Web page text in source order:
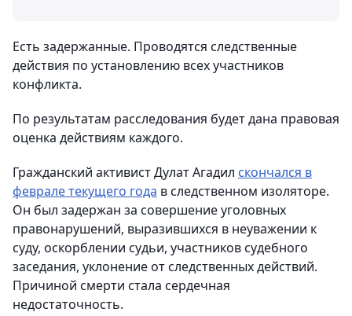
Есть задержанные. Проводятся следственные
действия по установлению всех участников
конфликта.
По результатам расследования будет дана правовая
оценка действиям каждого.
Гражданский активист Дулат Агадил скончался в
феврале текущего года в следственном изоляторе.
Он был задержан за совершение уголовных
правонарушений, выразившихся в неуважении к
суду, оскорблении судьи, участников судебного
заседания, уклонение от следственных действий.
Причиной смерти стала сердечная
недостаточность.